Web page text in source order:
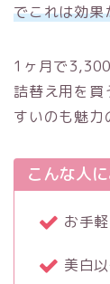
でこれは効果
1ヶ月で
詰替え用を買
すいのも魅
こんな人
お手
美白